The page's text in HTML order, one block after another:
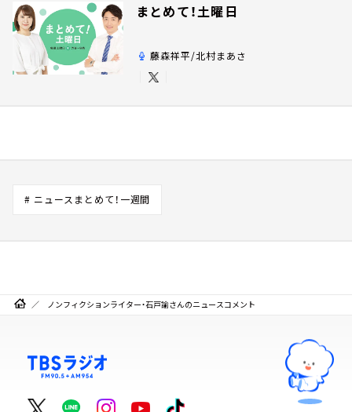
まとめて！土曜日
藤森祥平/北村まあさ
# ニュースまとめて！一週間
ノンフィクションライター・石戸諭さんのニュースコメント